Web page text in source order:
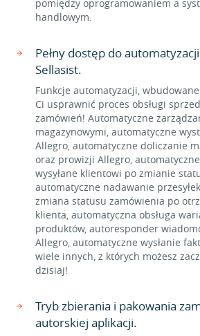
pomiędzy oprogramowaniem a
handlowym.
Pełny dostęp do
Sellasist.
Funkcje automatyzacji,
Ci usprawnić proces obsługi
zamówień! Automatyczne
magazynowymi, automatyczne
Allegro, automatyczne doliczanie
oraz prowizji Allegro,
wysyłane klientowi po zmianie
automatyczne nadawanie
zmiana statusu zamówienia po
klienta, automatyczna obsługa
produktów, autoresponder
Allegro, automatyczne wysłanie
wiele innych, z których możesz
dzisiaj!
Tryb zbierania i pakowania
autorskiej aplikacji.